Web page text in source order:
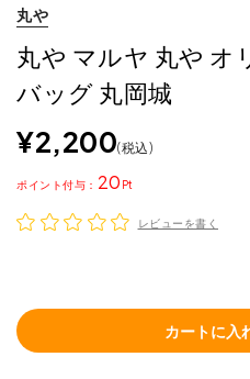
丸や
丸や マルヤ 丸や オ
バッグ 丸岡城
¥2,200 税込
20
ポイント
レビューを書く
カートに入